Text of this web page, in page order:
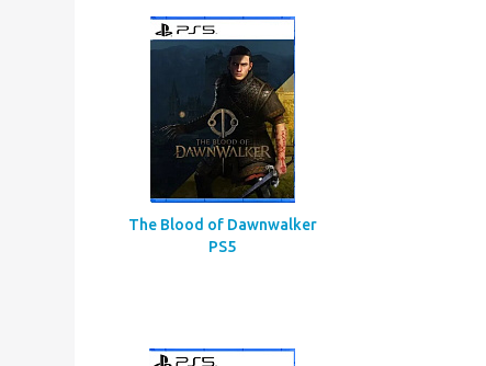
The Blood of Dawnwalker
PS5